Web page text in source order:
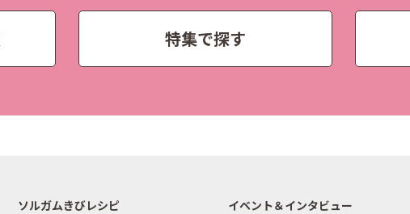
特集で探す
ソルガムきびレシピ
イベント＆インタビュー